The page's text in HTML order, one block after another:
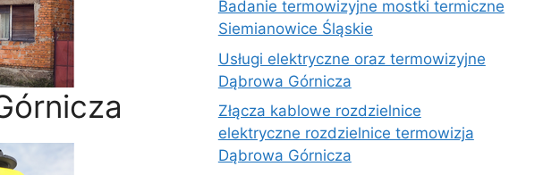
Badanie termowizyjne mostki termiczne
Siemianowice Śląskie
Usługi elektryczne oraz termowizyjne
Dąbrowa Górnicza
Złącza kablowe rozdzielnice
elektryczne rozdzielnice termowizja
Dąbrowa Górnicza